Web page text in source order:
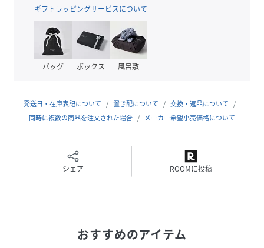
混在している場合がございます。
何卒、ご了承いただきますようお願い申し上げます。
性別タイプ レディース
サイズ 1号、3号、5号
151434541004-00-01 DE6206)
ギフトラッピングサービスについて
バッグ ボックス 風呂敷
発送日・在庫表記について 置き配について
交換・返品について
同時に複数の商品を注文された場合
メーカー希望小売価格について
シェア ROOMに投稿
おすすめのアイテム